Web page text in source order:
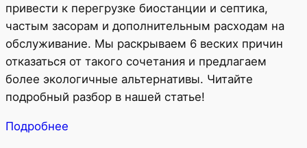
привести к перегрузке биостанции и септика,
частым засорам и дополнительным расходам на
обслуживание. Мы раскрываем 6 веских причин
отказаться от такого сочетания и предлагаем
более экологичные альтернативы. Читайте
подробный разбор в нашей статье!
Подробнее